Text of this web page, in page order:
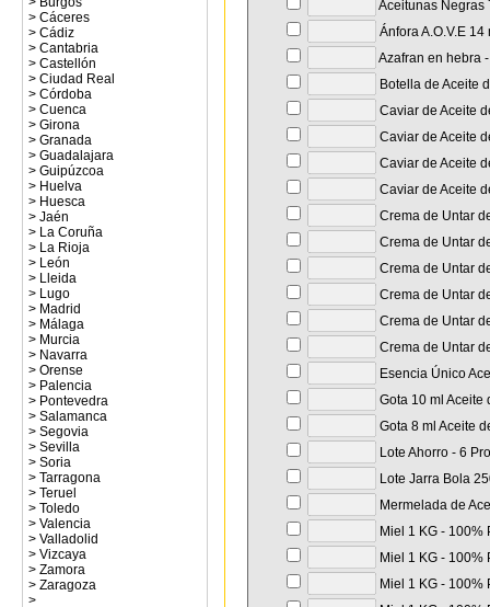
> Cáceres
> Cádiz
> Cantabria
> Castellón
> Ciudad Real
> Córdoba
> Cuenca
> Girona
> Granada
> Guadalajara
> Guipúzcoa
> Huelva
> Huesca
> Jaén
> La Coruña
> La Rioja
> León
> Lleida
> Lugo
> Madrid
> Málaga
> Murcia
> Navarra
> Orense
> Palencia
> Pontevedra
> Salamanca
> Segovia
> Sevilla
> Soria
> Tarragona
> Teruel
> Toledo
> Valencia
> Valladolid
> Vizcaya
> Zamora
> Zaragoza
>
Aceitunas Negras
Ánfora A.O.V.E
Azafran en hebra
Botella de Aceite
Caviar de Aceite
Caviar de Aceite
Caviar de Aceite
Caviar de Aceite
Crema de Untar
Crema de Untar
Crema de Untar
Crema de Untar
Crema de Untar
Crema de Untar
Esencia Único
Gota 10 ml
Gota 8 ml Aceite
Lote Ahorro - 6
Lote Jarra Bola
Mermelada de
Miel 1 KG - 100%
Miel 1 KG - 100%
Miel 1 KG - 100%